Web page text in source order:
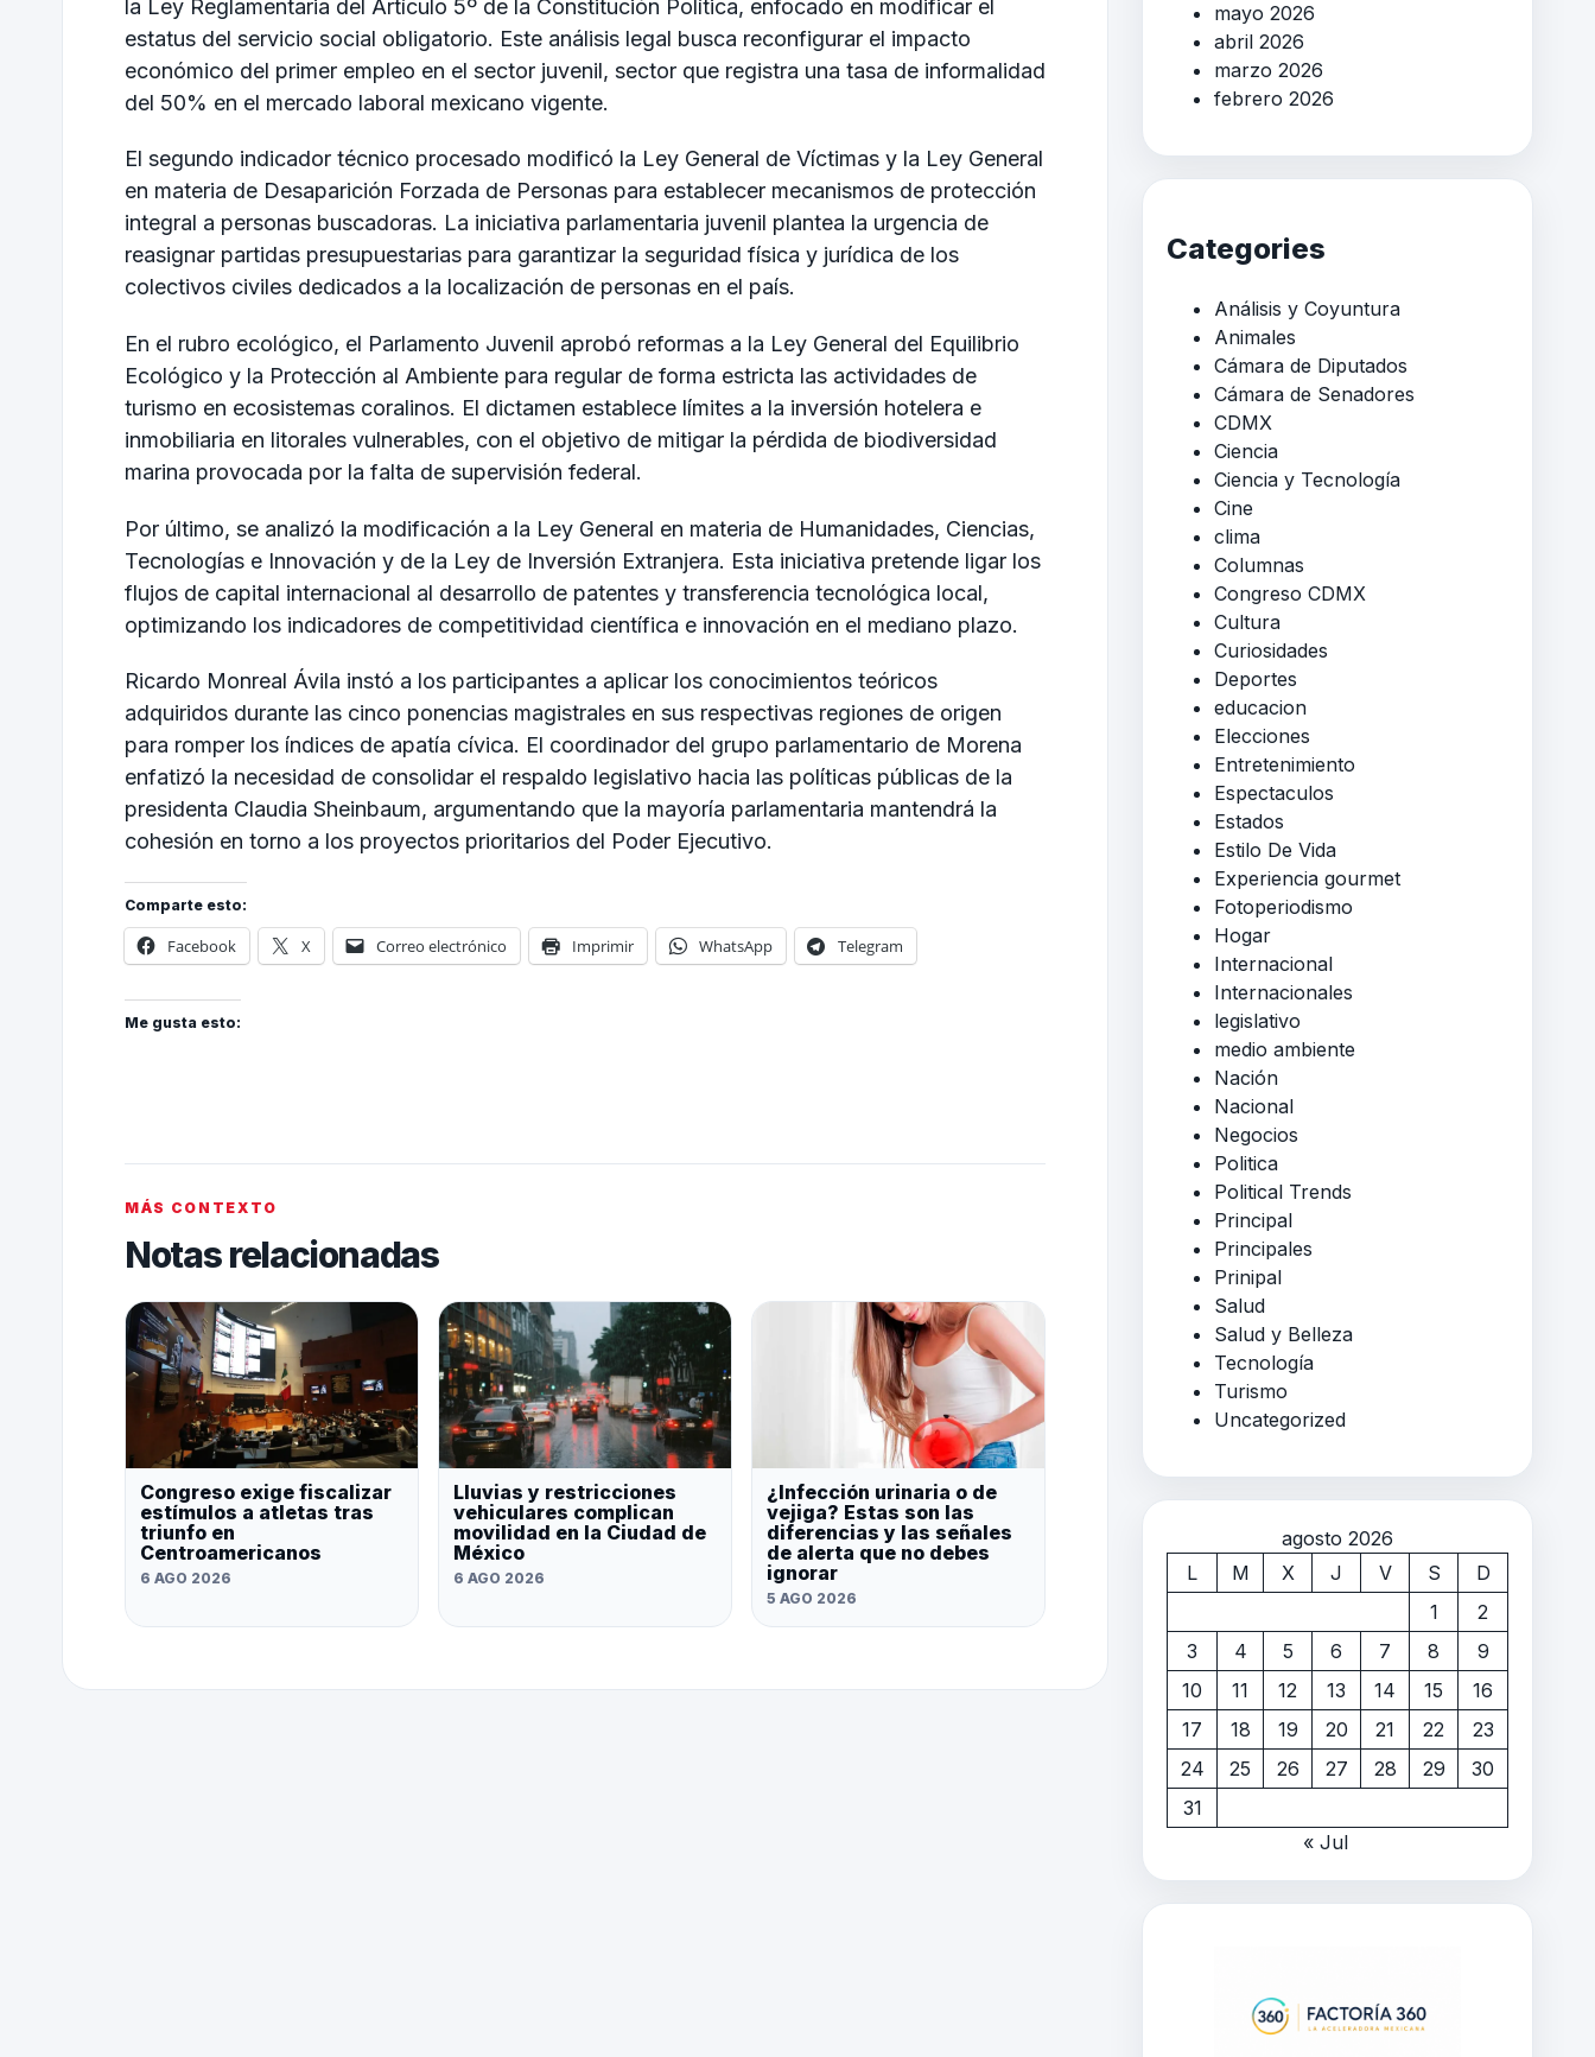
la Ley Reglamentaria del Artículo 5º de la Constitución Política, enfocado en modificar el
estatus del servicio social obligatorio. Este análisis legal busca reconfigurar el impacto
económico del primer empleo en el sector juvenil, sector que registra una tasa de informalidad
del 50% en el mercado laboral mexicano vigente.
El segundo indicador técnico procesado modificó la Ley General de Víctimas y la Ley General
en materia de Desaparición Forzada de Personas para establecer mecanismos de protección
integral a personas buscadoras. La iniciativa parlamentaria juvenil plantea la urgencia de
reasignar partidas presupuestarias para garantizar la seguridad física y jurídica de los
colectivos civiles dedicados a la localización de personas en el país.
En el rubro ecológico, el Parlamento Juvenil aprobó reformas a la Ley General del Equilibrio
Ecológico y la Protección al Ambiente para regular de forma estricta las actividades de
turismo en ecosistemas coralinos. El dictamen establece límites a la inversión hotelera e
inmobiliaria en litorales vulnerables, con el objetivo de mitigar la pérdida de biodiversidad
marina provocada por la falta de supervisión federal.
Por último, se analizó la modificación a la Ley General en materia de Humanidades, Ciencias,
Tecnologías e Innovación y de la Ley de Inversión Extranjera. Esta iniciativa pretende ligar los
flujos de capital internacional al desarrollo de patentes y transferencia tecnológica local,
optimizando los indicadores de competitividad científica e innovación en el mediano plazo.
Ricardo Monreal Ávila instó a los participantes a aplicar los conocimientos teóricos
adquiridos durante las cinco ponencias magistrales en sus respectivas regiones de origen
para romper los índices de apatía cívica. El coordinador del grupo parlamentario de Morena
enfatizó la necesidad de consolidar el respaldo legislativo hacia las políticas públicas de la
presidenta Claudia Sheinbaum, argumentando que la mayoría parlamentaria mantendrá la
cohesión en torno a los proyectos prioritarios del Poder Ejecutivo.
Comparte esto:
Facebook X Correo electrónico Imprimir WhatsApp Telegram
Me gusta esto:
MÁS CONTEXTO
Notas relacionadas
Congreso exige fiscalizar
estímulos a atletas tras
triunfo en
Centroamericanos
6 AGO 2026
Lluvias y restricciones
vehiculares complican
movilidad en la Ciudad de
México
6 AGO 2026
¿Infección urinaria o de
vejiga? Estas son las
diferencias y las señales
de alerta que no debes
ignorar
5 AGO 2026
mayo 2026
abril 2026
marzo 2026
febrero 2026
Categories
Análisis y Coyuntura
Animales
Cámara de Diputados
Cámara de Senadores
CDMX
Ciencia
Ciencia y Tecnología
Cine
clima
Columnas
Congreso CDMX
Cultura
Curiosidades
Deportes
educacion
Elecciones
Entretenimiento
Espectaculos
Estados
Estilo De Vida
Experiencia gourmet
Fotoperiodismo
Hogar
Internacional
Internacionales
legislativo
medio ambiente
Nación
Nacional
Negocios
Politica
Political Trends
Principal
Principales
Prinipal
Salud
Salud y Belleza
Tecnología
Turismo
Uncategorized
agosto 2026
L
M X J V S
D
1
2
3
4 5 6 7 8
9
10
11 12 13 14 15
16
17
18 19 20 21 22
23
24
25 26 27 28 29
30
31
« Jul